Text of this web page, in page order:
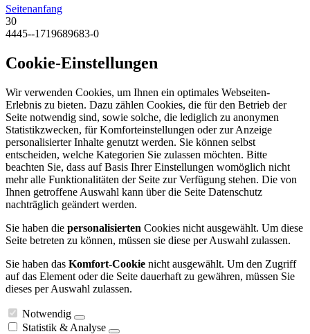
Seitenanfang
30
4445--1719689683-0
Cookie-Einstellungen
Wir verwenden Cookies, um Ihnen ein optimales Webseiten-
Erlebnis zu bieten. Dazu zählen Cookies, die für den Betrieb der
Seite notwendig sind, sowie solche, die lediglich zu anonymen
Statistikzwecken, für Komforteinstellungen oder zur Anzeige
personalisierter Inhalte genutzt werden. Sie können selbst
entscheiden, welche Kategorien Sie zulassen möchten. Bitte
beachten Sie, dass auf Basis Ihrer Einstellungen womöglich nicht
mehr alle Funktionalitäten der Seite zur Verfügung stehen. Die von
Ihnen getroffene Auswahl kann über die Seite Datenschutz
nachträglich geändert werden.
Sie haben die personalisierten Cookies nicht ausgewählt. Um diese
Seite betreten zu können, müssen sie diese per Auswahl zulassen.
Sie haben das Komfort-Cookie nicht ausgewählt. Um den Zugriff
auf das Element oder die Seite dauerhaft zu gewähren, müssen Sie
dieses per Auswahl zulassen.
Notwendig
Statistik & Analyse